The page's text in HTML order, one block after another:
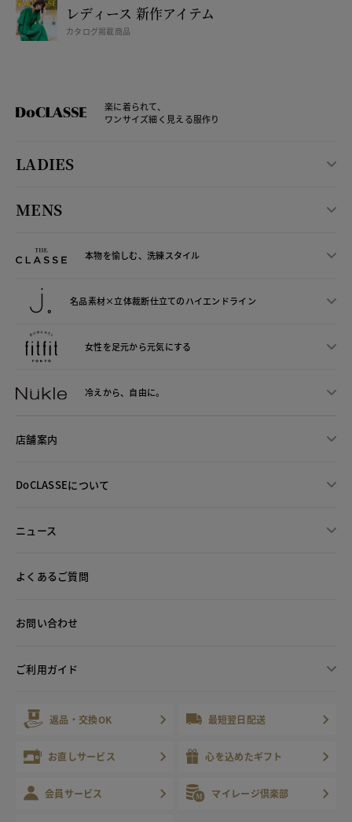
レディース 新作アイテム
カタログ掲載商品
楽に着られて、
ワンサイズ細く見える服作り
LADIES
MENS
本物を愉しむ、洗練スタイル
名品素材×立体裁断仕立てのハイエンドライン
女性を足元から元気にする
冷えから、 自由に。
店舗案内
DoCLASSEについて
ニュース
よくあるご質問
お問い合わせ
ご利用ガイド
返品・交換OK 最短翌日配送
お直しサービス 心を込めたギフト
会員サービス マイレージ倶楽部